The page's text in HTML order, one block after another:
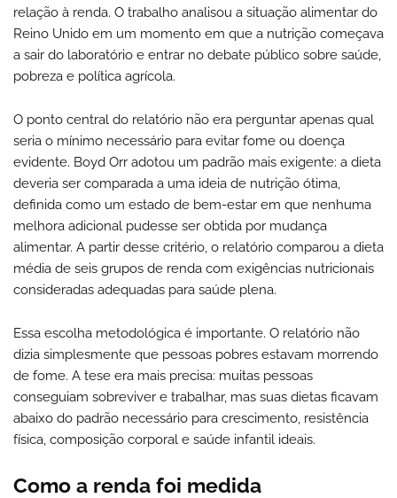
relação à renda. O trabalho analisou a situação alimentar do
Reino Unido em um momento em que a nutrição começava
a sair do laboratório e entrar no debate público sobre saúde,
pobreza e política agrícola.
O ponto central do relatório não era perguntar apenas qual
seria o mínimo necessário para evitar fome ou doença
evidente. Boyd Orr adotou um padrão mais exigente: a dieta
deveria ser comparada a uma ideia de nutrição ótima,
definida como um estado de bem-estar em que nenhuma
melhora adicional pudesse ser obtida por mudança
alimentar. A partir desse critério, o relatório comparou a dieta
média de seis grupos de renda com exigências nutricionais
consideradas adequadas para saúde plena.
Essa escolha metodológica é importante. O relatório não
dizia simplesmente que pessoas pobres estavam morrendo
de fome. A tese era mais precisa: muitas pessoas
conseguiam sobreviver e trabalhar, mas suas dietas ficavam
abaixo do padrão necessário para crescimento, resistência
física, composição corporal e saúde infantil ideais.
Como a renda foi medida